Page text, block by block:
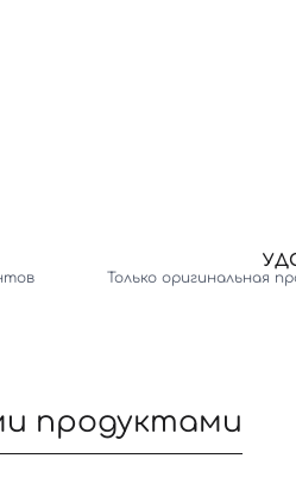
Только оригинальная
продуктами